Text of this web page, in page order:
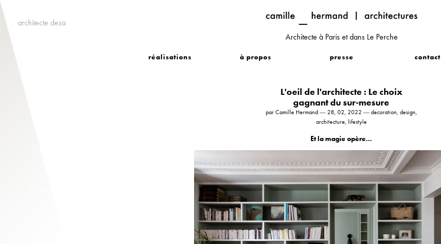
architecte desa
Architecte à Paris et dans Le Perche
réalisations à propos presse contact
L'oeil de l'architecte : Le choix
gagnant du sur-mesure
par Camille Hermand ― 28, 02, 2022 ― decoration, design,
architecture, lifestyle
Et la magie opère...